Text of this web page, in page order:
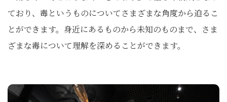
ており、毒というものについてさまざまな角度から迫るこ
とができます。身近にあるものから未知のものまで、さま
ざまな毒について理解を深めることができます。